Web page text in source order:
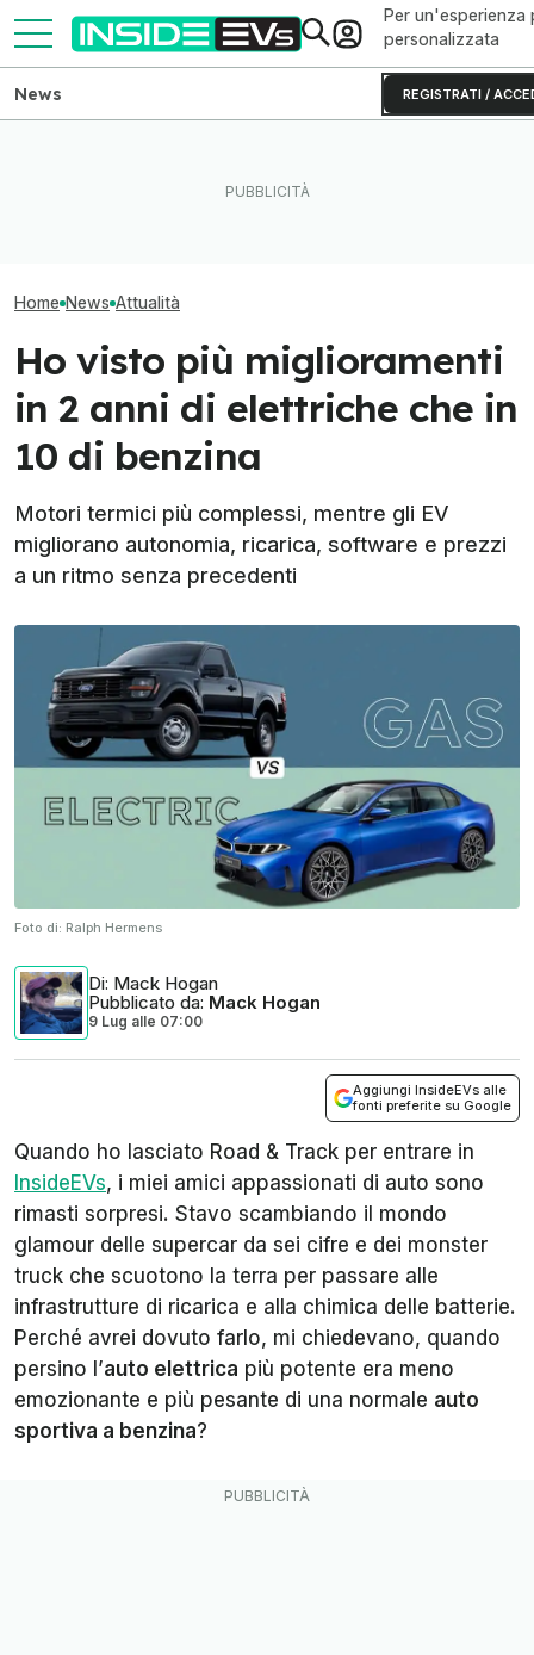
Per un'esperienza
personalizzata
REGISTRATI /
News
Home News Attualità
Ho visto più miglioramenti
in 2 anni di elettriche che in
10 di benzina
Motori termici più complessi, mentre gli EV
migliorano autonomia, ricarica, software e prezzi
a un ritmo senza precedenti
Foto di: Ralph Hermens
Di: Mack Hogan
Pubblicato da: Mack Hogan
9 Lug alle 07:00
Aggiungi InsideEVs alle
fonti preferite su Google
Quando ho lasciato Road & Track per entrare in
InsideEVs, i miei amici appassionati di auto sono
rimasti sorpresi. Stavo scambiando il mondo
glamour delle supercar da sei cifre e dei monster
truck che scuotono la terra per passare alle
infrastrutture di ricarica e alla chimica delle batterie.
Perché avrei dovuto farlo, mi chiedevano, quando
persino l’auto elettrica più potente era meno
emozionante e più pesante di una normale auto
sportiva a benzina?